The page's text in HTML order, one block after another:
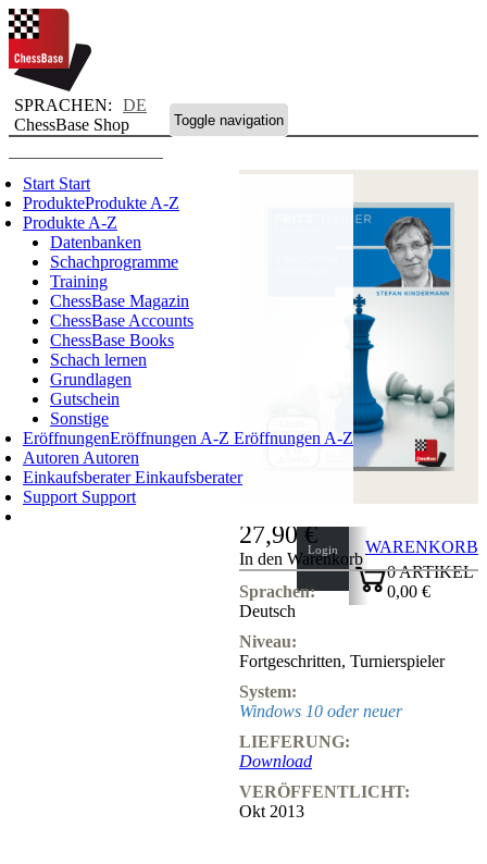
SPRACHEN:
DE
ChessBase Shop
Toggle navigation
Start Start
ProdukteProdukte A-Z
Produkte A-Z
Datenbanken
Schachprogramme
Training
ChessBase Magazin
ChessBase Accounts
ChessBase Books
Schach lernen
Grundlagen
Gutschein
Sonstige
EröffnungenEröffnungen A-Z Eröffnungen A-Z
Autoren Autoren
EinkaufsberaterEinkaufsberater
Support Support
Login
WARENKORB
0ARTIKEL
0,00 €
27,90 €
In den Warenkorb
Sprachen:
Deutsch
Niveau:
Fortgeschritten, Turnierspieler
System:
Windows 10 oder neuer
LIEFERUNG:
Download
VERÖFFENTLICHT:
Okt 2013